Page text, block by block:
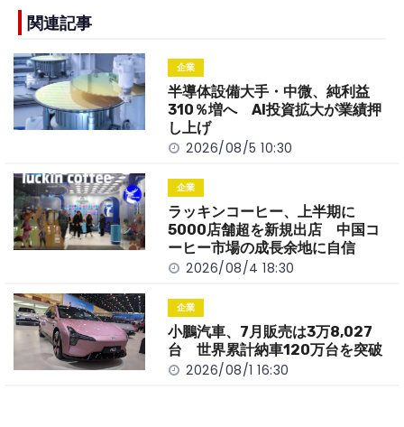
b
o
o
k
n
k
関連記事
企業
半導体設備大手・中微、純利益
310％増へ AI投資拡大が業績押
し上げ
2026/08/5 10:30
企業
ラッキンコーヒー、上半期に
5000店舗超を新規出店 中国コ
ーヒー市場の成長余地に自信
2026/08/4 18:30
企業
小鵬汽車、7月販売は3万8,027
台 世界累計納車120万台を突破
2026/08/1 16:30